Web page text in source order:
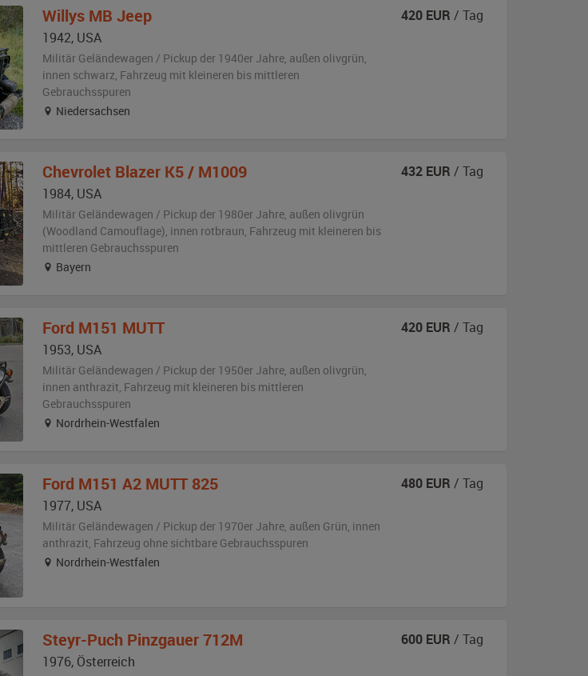
Willys MB Jeep
1942, USA
Militär Geländewagen / Pickup der 1940er Jahre, außen olivgrün,
innen schwarz, Fahrzeug mit kleineren bis mittleren
Gebrauchsspuren
Niedersachsen
420 EUR / Tag
Chevrolet Blazer K5 / M1009
1984, USA
Militär Geländewagen / Pickup der 1980er Jahre, außen olivgrün
(Woodland Camouflage), innen rotbraun, Fahrzeug mit kleineren bis
mittleren Gebrauchsspuren
Bayern
432 EUR / Tag
Ford M151 MUTT
1953, USA
Militär Geländewagen / Pickup der 1950er Jahre, außen olivgrün,
innen anthrazit, Fahrzeug mit kleineren bis mittleren
Gebrauchsspuren
Nordrhein-Westfalen
420 EUR / Tag
Ford M151 A2 MUTT 825
1977, USA
Militär Geländewagen / Pickup der 1970er Jahre, außen Grün, innen
anthrazit, Fahrzeug ohne sichtbare Gebrauchsspuren
Nordrhein-Westfalen
480 EUR / Tag
Steyr-Puch Pinzgauer 712M
1976, Österreich
600 EUR / Tag